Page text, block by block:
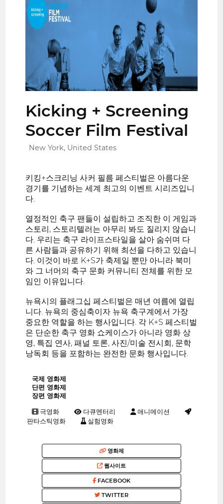
Kicking + Screening
Soccer Film Festival
New York, United States
키킹+스크리닝 사커 필름 페스티벌은 아름다운
경기를 기념하는 세계 최고의 이벤트 시리즈입니
다.
열정적인 축구 팬들이 설립하고 조직한 이 게임과
스토리, 스토리텔러는 아무리 봐도 질리지 않습니
다. 우리는 축구 라이프스타일을 살아 숨쉬며 다
른 사람들과 공유하기 위해 최선을 다하고 있습니
다. 이것이 바로 K+S가 축제일 뿐만 아니라 북미
와 그 너머의 축구 문화 커뮤니티 전체를 위한 모
임인 이유입니다.
뉴욕시의 플래그십 페스티벌은 매년 여름에 열립
니다. 뉴욕의 중심축이자 뉴욕 축구계에서 가장
중요한 역할을 하는 행사입니다. 각 K+S 페스티벌
은 단순한 축구 영화 쇼케이스가 아니라 영화 상
영, 특집 연사, 패널 토론, 사진/미술 전시회, 문학
낭독회 등을 포함하는 완전한 문화 행사입니다.
국제 영화제
단편 영화제
장편 영화제
극영화 다큐멘터리
애니메이션
판타스틱영화
실험영화
영화제
웹사이트
FACEBOOK
TWITTER